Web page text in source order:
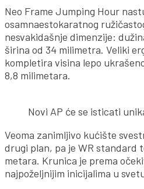
Neo Frame Jumping Hour
osamnaestokaratnog
nesvakidašnje dimenzije:
širina od 34 milimetra. Veliki
kompletira visina lepo
8,8 milimetara.
Novi AP će se isticati
Veoma zanimljivo kućište
drugi plan, pa je WR standard
metara. Krunica je prema
najpoželjnijim inicijalima u